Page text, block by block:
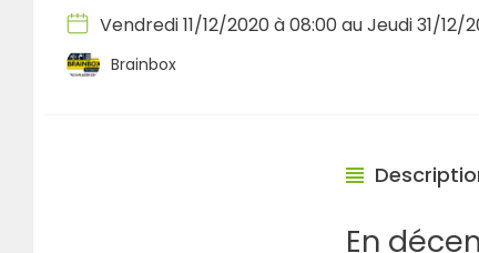
Vendredi 11/12/2020 à 08:00 au Jeudi 31/12/
Brainbox
En